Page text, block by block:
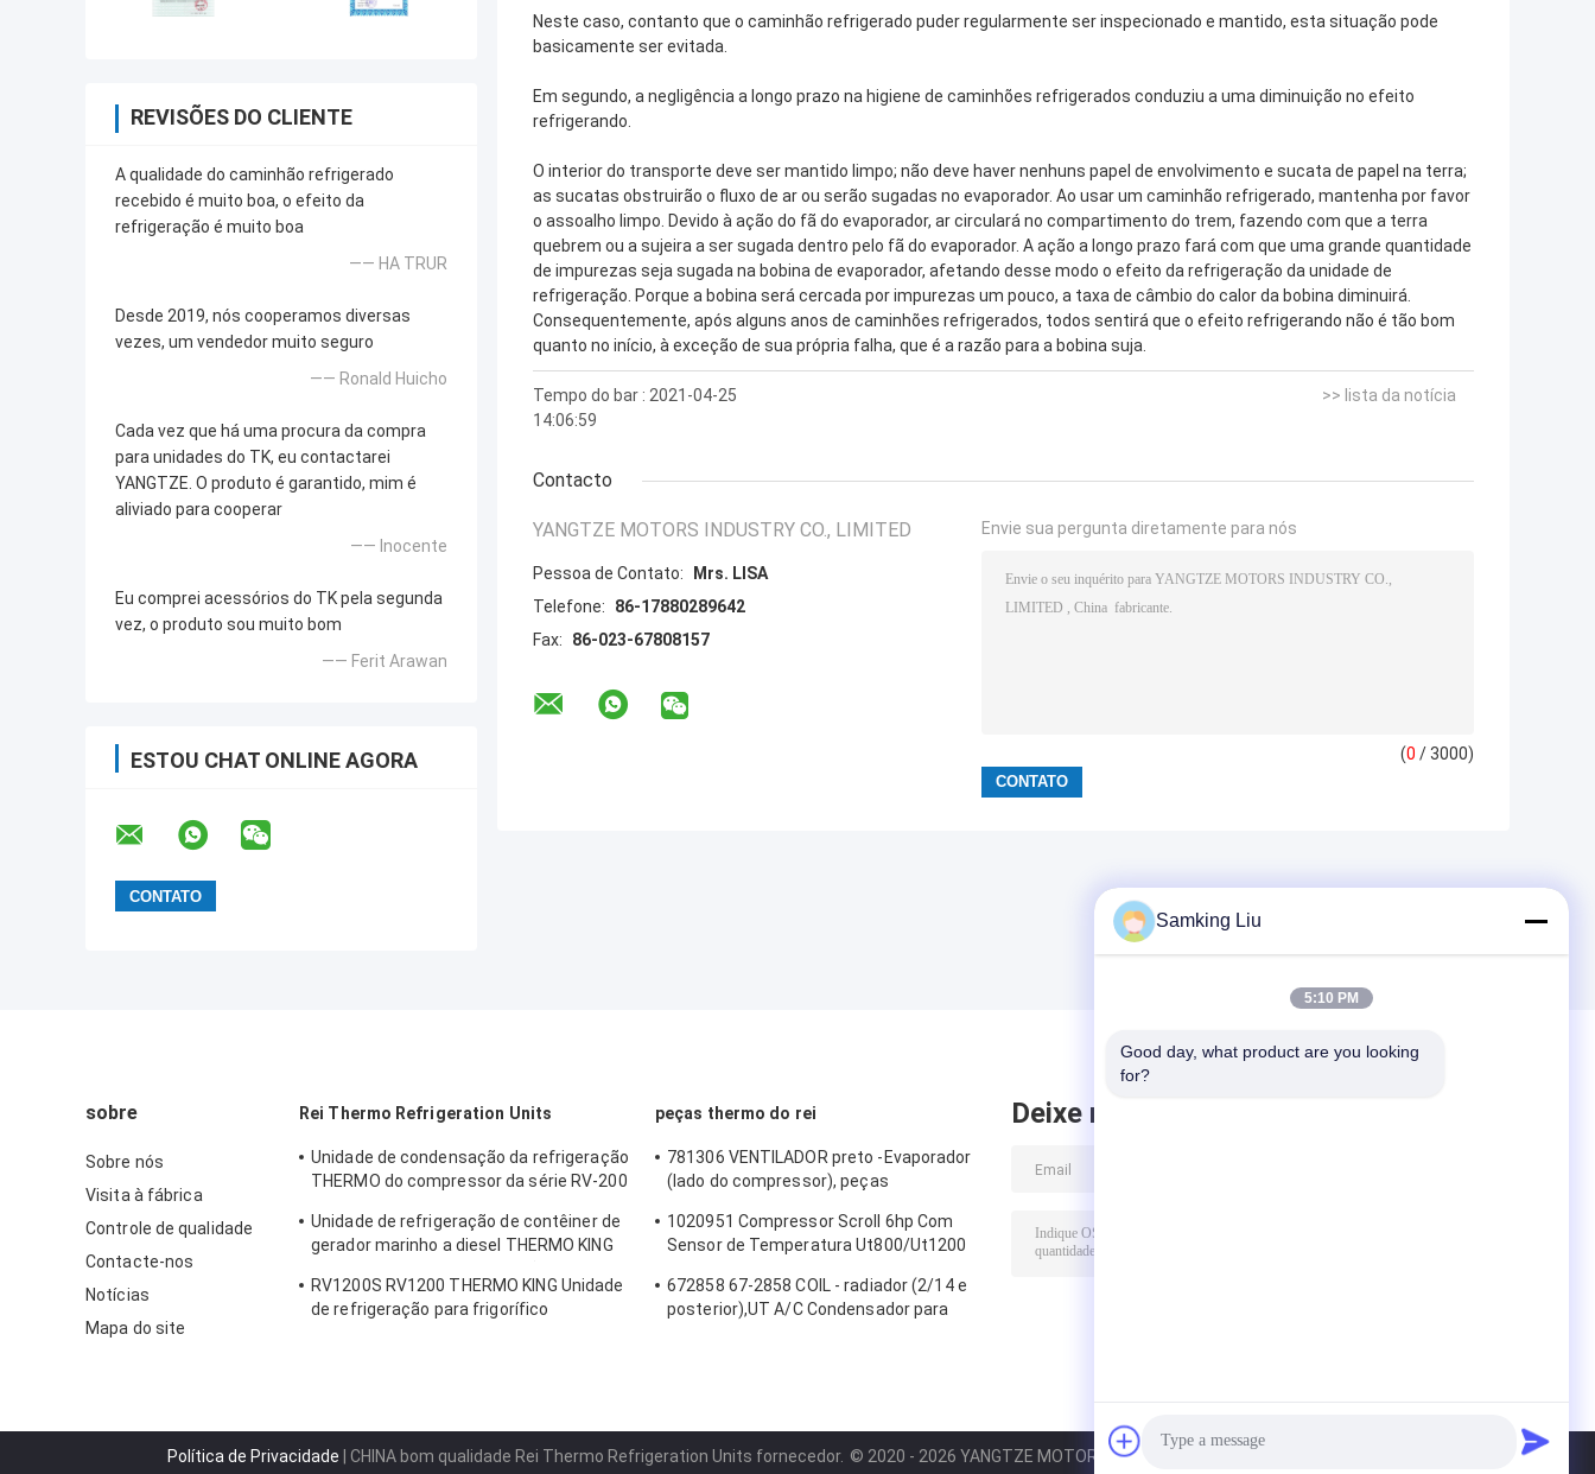
REVISÕES DO CLIENTE
A qualidade do caminhão refrigerado
recebido é muito boa, o efeito da
refrigeração é muito boa
—— HA TRUR
Desde 2019, nós cooperamos diversas
vezes, um vendedor muito seguro
—— Ronald Huicho
Cada vez que há uma procura da compra
para unidades do TK, eu contactarei
YANGTZE. O produto é garantido, mim é
aliviado para cooperar
—— Inocente
Eu comprei acessórios do TK pela segunda
vez, o produto sou muito bom
—— Ferit Arawan
ESTOU CHAT ONLINE AGORA
Neste caso, contanto que o caminhão refrigerado puder regularmente ser inspecionado e mantido, esta situação pode
basicamente ser evitada.
Em segundo, a negligência a longo prazo na higiene de caminhões refrigerados conduziu a uma diminuição no efeito
refrigerando.
O interior do transporte deve ser mantido limpo; não deve haver nenhuns papel de envolvimento e sucata de papel na terra;
as sucatas obstruirão o fluxo de ar ou serão sugadas no evaporador. Ao usar um caminhão refrigerado, mantenha por favor
o assoalho limpo. Devido à ação do fã do evaporador, ar circulará no compartimento do trem, fazendo com que a terra
quebrem ou a sujeira a ser sugada dentro pelo fã do evaporador. A ação a longo prazo fará com que uma grande quantidade
de impurezas seja sugada na bobina de evaporador, afetando desse modo o efeito da refrigeração da unidade de
refrigeração. Porque a bobina será cercada por impurezas um pouco, a taxa de câmbio do calor da bobina diminuirá.
Consequentemente, após alguns anos de caminhões refrigerados, todos sentirá que o efeito refrigerando não é tão bom
quanto no início, à exceção de sua própria falha, que é a razão para a bobina suja.
Tempo do bar : 2021-04-25
14:06:59
>> lista da notícia
Contacto
YANGTZE MOTORS INDUSTRY CO., LIMITED
Pessoa de Contato:
Mrs. LISA
Telefone:
86-17880289642
Fax:
86-023-67808157
Envie sua pergunta diretamente para nós
(0 / 3000)
sobre
Sobre nós
Visita à fábrica
Controle de qualidade
Contacte-nos
Notícias
Mapa do site
Rei Thermo Refrigeration Units
Unidade de condensação da refrigeração
THERMO do compressor da série RV-200
Unidade de refrigeração de contêiner de
gerador marinho a diesel THERMO KING
notável eficiência de combustível,
fabricada na China, fábrica
RV1200S RV1200 THERMO KING Unidade
de refrigeração para frigorífico
peças thermo do rei
781306 VENTILADOR preto -Evaporador
(lado do compressor), peças
ventilador de geladeira
1020951 Compressor Scroll 6hp Com
Sensor de Temperatura Ut800/Ut1200
caminhão
672858 67-2858 COIL - radiador (2/14 e
posterior),UT A/C Condensador para
Deixe mensagem
Política de Privacidade | CHINA bom qualidade Rei Thermo Refrigeration Units fornecedor. © 2020 - 2026 YANGTZE MOTORS INDUSTRY CO., LIMITED. All Rights Reserved.
Samking Liu
5:10 PM
Good day, what product are you looking
for?